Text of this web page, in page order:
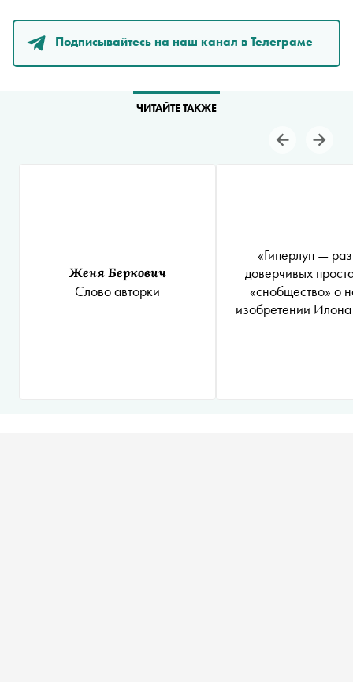
Подписывайтесь на наш канал в Телеграме
ЧИТАЙТЕ ТАКЖЕ
Женя Беркович
Слово авторки
«Гиперлуп —
доверчивых
«снобщество» о
изобретении